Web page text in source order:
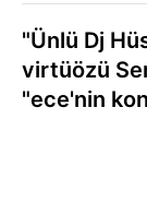
"Ünlü Dj
virtüözü
"ece'nin